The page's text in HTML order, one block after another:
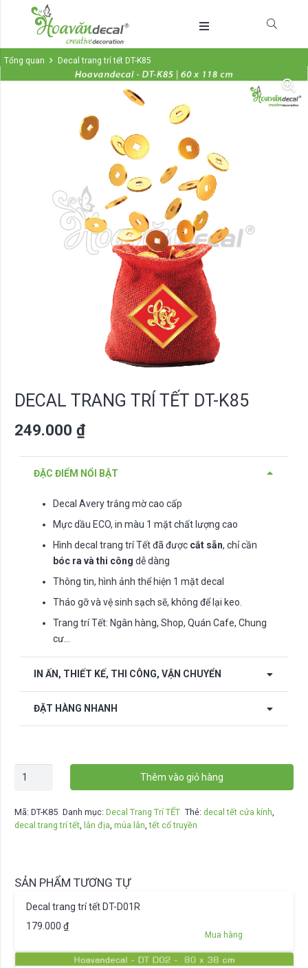
Tổng quan Decal trang trí tết DT-K85
DECAL TRANG TRÍ TẾT DT-K85
249.000 ₫
ĐẶC ĐIỂM NỔI BẬT
Decal Avery trắng mờ cao cấp
Mực dầu ECO, in màu 1 mặt chất lượng cao
Hình decal trang trí Tết đã được cắt sẵn, chỉ cần
bóc ra và thi công dễ dàng
Thông tin, hình ảnh thể hiện 1 mặt decal
Tháo gỡ và vệ sinh sạch sẽ, không để lại keo.
Trang trí Tết: Ngân hàng, Shop, Quán Cafe, Chung
cư…
IN ẤN, THIẾT KẾ, THI CÔNG, VẬN CHUYỂN
ĐẶT HÀNG NHANH
Decal
tết
lượng
Thêm vào giỏ hàng
Mã: DT-K85 Danh mục:Decal Trang Trí TẾT Thẻ:decal tết cửa kính
decal trang trí tết
lân địa múa lân ,tết cổ truyền
SẢN PHẨM TƯƠNG TỰ
Decal trang trí tết DT-D01R
179.000 ₫
Mua hàng